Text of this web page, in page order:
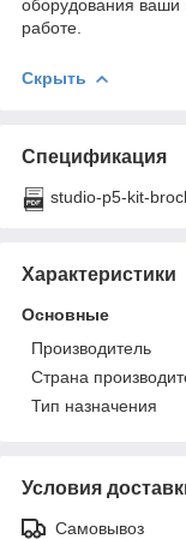
оборудования ваши
работе.
Скрыть
Спецификация
studio-p5-kit-
Характеристики
Основные
Производитель
Страна
Тип назначения
Условия
Самовывоз